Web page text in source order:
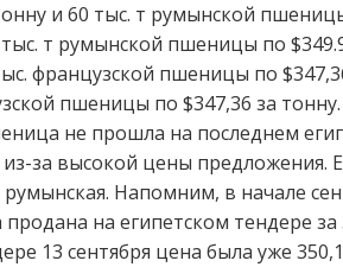
и 60 тыс. т румынской
т румынской пшеницы по
французской пшеницы по
пшеницы по $347,36 за тонну.
не прошла на последнем
из-за высокой цены предложения.
Напомним, в начале
на египетском тендере
13 сентября цена была уже